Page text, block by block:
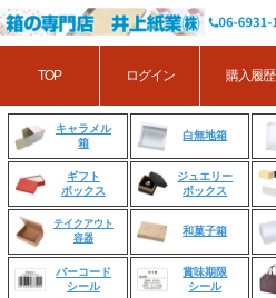
キャラメル
箱
白無地箱
ギフト
ボックス
ジュエリー
ボックス
テイクアウト
容器
和菓子箱
バーコード
シール
賞味期限
シール
TOP ログイン 購入履歴